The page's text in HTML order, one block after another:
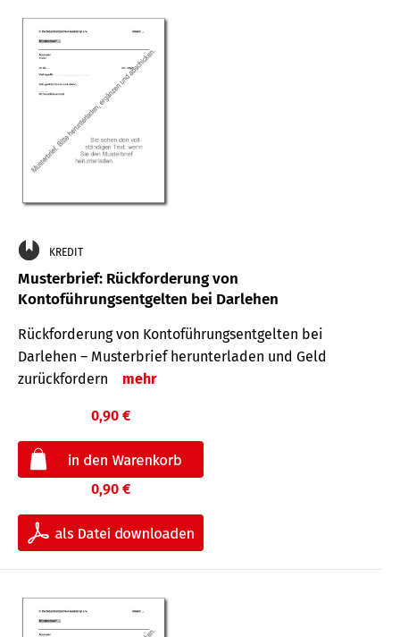
KREDIT
Musterbrief: Rückforderung von
Kontoführungsentgelten bei Darlehen
Rückforderung von Kontoführungsentgelten bei
Darlehen – Musterbrief herunterladen und Geld
zurückfordern
mehr
0,90 €
0,90 €